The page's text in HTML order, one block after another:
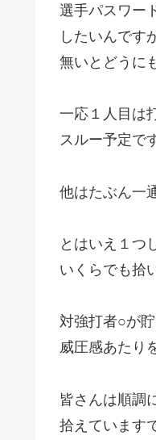
選手パスワー
したいんです
無いとどうに
一応１人目は
スルー予定で
他はたぶん一
とはいえ１つ
いくらでも拾
対強打者○が
威圧感あたり
皆さんは順調
拾えています